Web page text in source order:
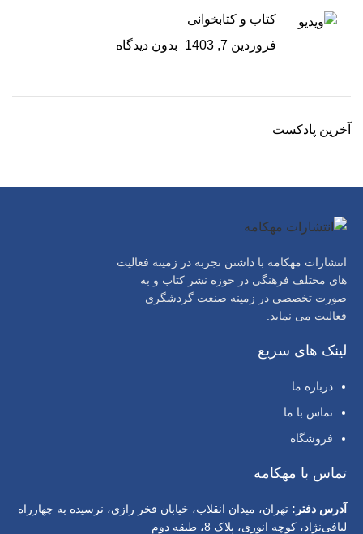
کتاب و کتابخوانی
فروردین 7, 1403
بدون دیدگاه
آخرین پادکست
انتشارات مهکامه با داشتن تجربه در زمینه فعالیت
های مختلف فرهنگی در حوزه نشر کتاب و به
صورت تخصصی در زمینه صنعت گردشگری
فعالیت می نماید.
لینک های سریع
درباره ما
تماس با ما
فروشگاه
تماس با مهکامه
آدرس دفتر: تهران، میدان انقلاب، خیابان فخر رازی، نرسیده به چهارراه
لبافی‌نژاد، کوچه انوری، پلاک 8، طبقه دوم